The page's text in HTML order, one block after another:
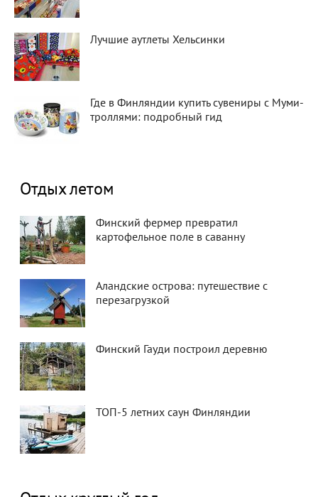
Лучшие аутлеты Хельсинки
Где в Финляндии купить сувениры с Муми-
троллями: подробный гид
Отдых летом
Финский фермер превратил
картофельное поле в саванну
Аландские острова: путешествие с
перезагрузкой
Финский Гауди построил деревню
ТОП-5 летних саун Финляндии